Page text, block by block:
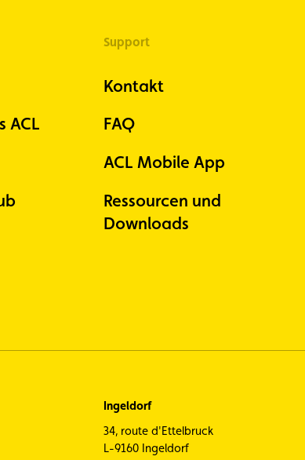
ACL
Support
Kontakt
FAQ
ACL Mobile App
Ressourcen und
Downloads
Ingeldorf
34, route d'Ettelbruck
L-9160 Ingeldorf